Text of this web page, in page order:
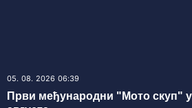
05. 08. 2026 06:39
Први међународни "Мото скуп"